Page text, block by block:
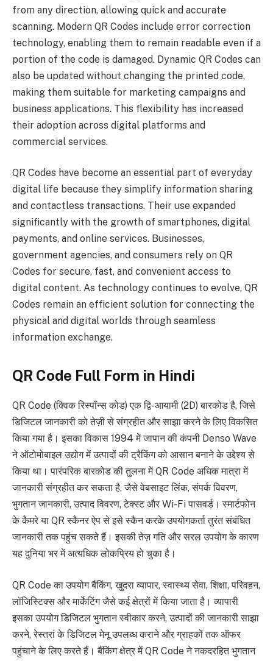
from any direction, allowing quick and accurate
scanning. Modern QR Codes include error correction
technology, enabling them to remain readable even if a
portion of the code is damaged. Dynamic QR Codes can
also be updated without changing the printed code,
making them suitable for marketing campaigns and
business applications. This flexibility has increased
their adoption across digital platforms and
commercial services.
QR Codes have become an essential part of everyday
digital life because they simplify information sharing
and contactless transactions. Their use expanded
significantly with the growth of smartphones, digital
payments, and online services. Businesses,
government agencies, and consumers rely on QR
Codes for secure, fast, and convenient access to
digital content. As technology continues to evolve, QR
Codes remain an efficient solution for connecting the
physical and digital worlds through seamless
information exchange.
QR Code Full Form in Hindi
QR Code (क्विक रिस्पॉन्स कोड) एक द्वि-आयामी (2D) बारकोड है, जिसे
डिजिटल जानकारी को तेज़ी से संग्रहीत और साझा करने के लिए विकसित
किया गया है। इसका विकास 1994 में जापान की कंपनी Denso Wave
ने ऑटोमोबाइल उद्योग में उत्पादों की ट्रैकिंग को आसान बनाने के उद्देश्य से
किया था। पारंपरिक बारकोड की तुलना में QR Code अधिक मात्रा में
जानकारी संग्रहीत कर सकता है, जैसे वेबसाइट लिंक, संपर्क विवरण,
भुगतान जानकारी, उत्पाद विवरण, टेक्स्ट और Wi-Fi पासवर्ड। स्मार्टफोन
के कैमरे या QR स्कैनर ऐप से इसे स्कैन करके उपयोगकर्ता तुरंत संबंधित
जानकारी तक पहुंच सकते हैं। इसकी तेज़ गति और सरल उपयोग के कारण
यह दुनिया भर में अत्यधिक लोकप्रिय हो चुका है।
QR Code का उपयोग बैंकिंग, खुदरा व्यापार, स्वास्थ्य सेवा, शिक्षा, परिवहन,
लॉजिस्टिक्स और मार्केटिंग जैसे कई क्षेत्रों में किया जाता है। व्यापारी
इसका उपयोग डिजिटल भुगतान स्वीकार करने, उत्पादों की जानकारी साझा
करने, रेस्तरां के डिजिटल मेनू उपलब्ध कराने और ग्राहकों तक ऑफर
पहुंचाने के लिए करते हैं। बैंकिंग क्षेत्र में QR Code ने नकदरहित भुगतान